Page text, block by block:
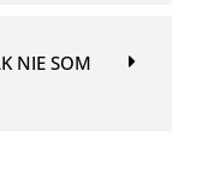
NIE SOM